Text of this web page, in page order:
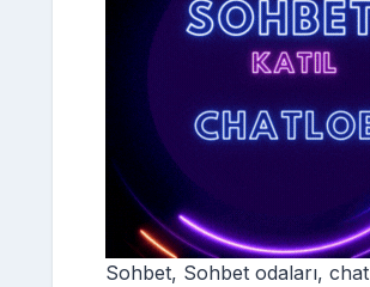
Sohbet, Sohbet odaları, chat